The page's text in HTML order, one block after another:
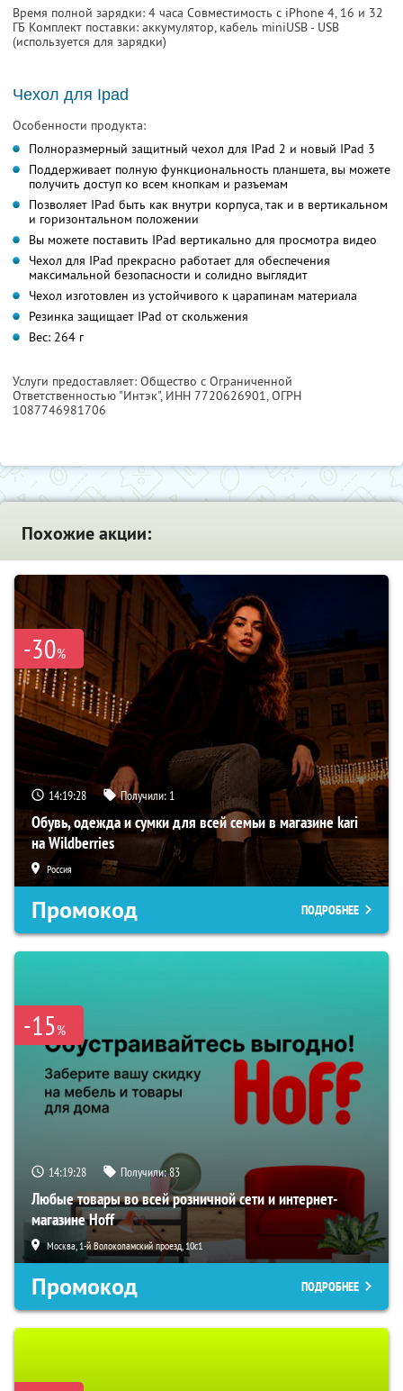
Время полной зарядки: 4 часа Совместимость с iPhone 4, 16 и 32
ГБ Комплект поставки: аккумулятор, кабель miniUSB - USB
(используется для зарядки)
Чехол для Ipad
Особенности продукта:
Полноразмерный защитный чехол для IPad 2 и новый IPad 3
Поддерживает полную функциональность планшета, вы можете
получить доступ ко всем кнопкам и разъемам
Позволяет IPad быть как внутри корпуса, так и в вертикальном
и горизонтальном положении
Вы можете поставить IPad вертикально для просмотра видео
Чехол для IPad прекрасно работает для обеспечения
максимальной безопасности и солидно выглядит
Чехол изготовлен из устойчивого к царапинам материала
Резинка защищает IPad от скольжения
Вес: 264 г
Услуги предоставляет: Общество с Ограниченной
Ответственностью "Интэк", ИНН 7720626901, ОГРН
1087746981706
Похожие акции:
-30%
14:19:27 Получили: 1
Обувь, одежда и сумки для всей семьи в магазине kari
на Wildberries
Россия
Промокод ПОДРОБНЕЕ
-15%
14:19:27 Получили:83
Любые товары во всей розничной сети и интернет-
магазине Hoff
Москва, 1-й Волоколамский проезд, 10с1
Промокод ПОДРОБНЕЕ